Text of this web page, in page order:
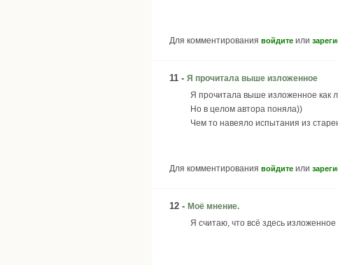
Для комментирования войдите или
11 - Я прочитала выше изложенное
Я прочитала выше изложенное как
Но в целом автора поняла))
Чем то навеяло испытания из
Для комментирования войдите или
12 - Моё мнение.
Я считаю, что всё здесь